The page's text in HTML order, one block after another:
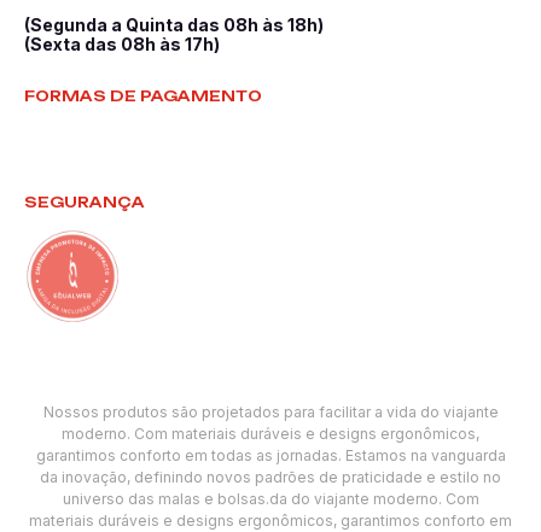
(Segunda a Quinta das 08h às 18h)
(Sexta das 08h às 17h)
FORMAS DE PAGAMENTO
SEGURANÇA
Nossos produtos são projetados para facilitar a vida do viajante
moderno. Com materiais duráveis e designs ergonômicos,
garantimos conforto em todas as jornadas. Estamos na vanguarda
da inovação, definindo novos padrões de praticidade e estilo no
universo das malas e bolsas.da do viajante moderno. Com
materiais duráveis e designs ergonômicos, garantimos conforto em